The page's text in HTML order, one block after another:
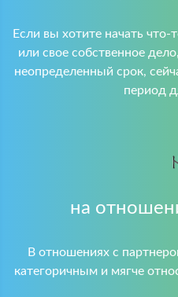
Если вы хотите начать
или свое собственное
неопределенный срок,
период
на
В отношениях с
категоричным и мягче